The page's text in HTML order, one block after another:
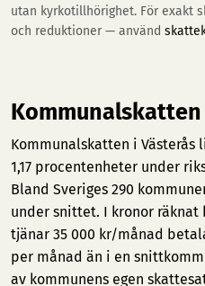
utan kyrkotillhörighet. För exakt
och reduktioner — använd
Kommunalskatten
Kommunalskatten i Västerås
1,17 procentenheter under
Bland Sveriges 290
under snittet. I kronor
tjänar 35 000 kr/månad
per månad än i en
av kommunens egen